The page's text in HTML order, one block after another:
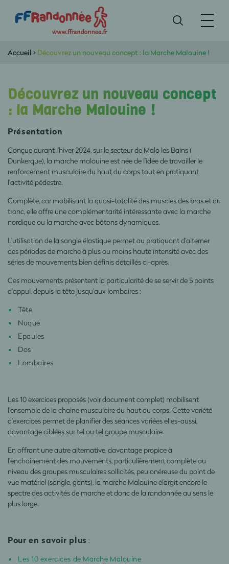
Accueil > Découvrez un nouveau concept : la Marche Malouine !
Découvrez un nouveau concept
: la Marche Malouine !
Présentation
Conçue durant l’hiver 2024, sur le secteur de Malo les Bains (
Dunkerque), la marche malouine est née de l’idée de travailler le
renforcement musculaire du haut du corps tout en pratiquant
l’activité pédestre.
Complète, car mobilisant la quasi-totalité des muscles des bras et du
tronc, elle offre une complémentarité intéressante avec la marche
nordique ou la marche avec bâtons dynamiques.
L’utilisation de la sangle élastique permet au pratiquant d’alterner
des périodes de marche à plus ou moins haute intensité avec des
séries de mouvements bien définis détaillés ci-après.
Ces mouvements présentent la particularité de se servir de 5 points
d’appui, depuis la tête jusqu’aux lombaires :
Tête
Nuque
Epaules
Dos
Lombaires
Les 10 exercices proposés (voir document complet) mobilisent
l’ensemble de la chaine musculaire du haut du corps. Cette variété
d’exercices permet de planifier des séances variées elles-aussi,
davantage ciblées sur tel ou tel groupe musculaire.
En offrant une autre alternative, davantage propice à
l’enchaînement des mouvements, particulièrement complète au
niveau des groupes musculaires sollicités, peu onéreuse du point de
vue matériel (sangle, gants), la marche Malouine élargit encore le
spectre des activités de marche et donc de la randonnée au sens le
plus large.
Pour en savoir plus :
Les 10 exercices de Marche Malouine